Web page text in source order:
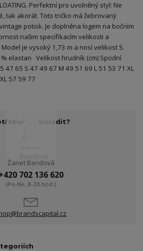
Perfektní pro uvolněný styl: Ne
tak akorát. Toto tričko má žebrovaný
potisk. Je doplněna logem na bočním
našim specifikacím velikosti a
je vysoký 1,73 m a nosí velikost S.
elastan Velikost hrudník (cm) Spodní
47 65 S 47 49 67 M 49 51 69 L 51 53 71 XL
57 59 77
poradit?
Žanet Bandová
702 136 620
(Po-Ne, 8-20 hod.)